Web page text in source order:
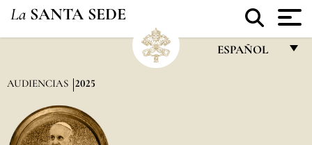
La SANTA SEDE
ESPAÑOL
AUDIENCIAS 2025